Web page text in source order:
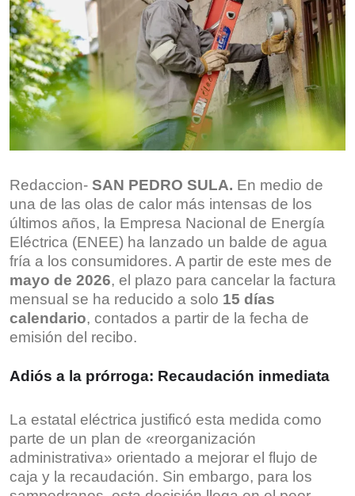
Redaccion- SAN PEDRO SULA. En medio de
una de las olas de calor más intensas de los
últimos años, la Empresa Nacional de Energía
Eléctrica (ENEE) ha lanzado un balde de agua
fría a los consumidores. A partir de este mes de
mayo de 2026, el plazo para cancelar la factura
mensual se ha reducido a solo 15 días
calendario, contados a partir de la fecha de
emisión del recibo.
Adiós a la prórroga: Recaudación inmediata
La estatal eléctrica justificó esta medida como
parte de un plan de «reorganización
administrativa» orientado a mejorar el flujo de
caja y la recaudación. Sin embargo, para los